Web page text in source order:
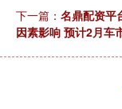
下一篇： 名鼎配资平
因素影响 预计2月车